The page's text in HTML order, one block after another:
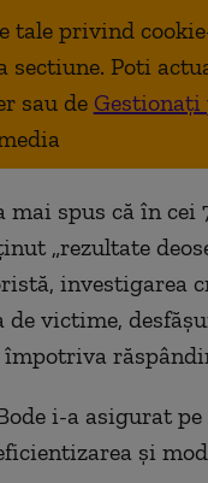
tale privind
sectiune. Poti
sau de Gestionați
mai spus că în
„rezultate
investigarea
de victime,
i-a asigurat
și